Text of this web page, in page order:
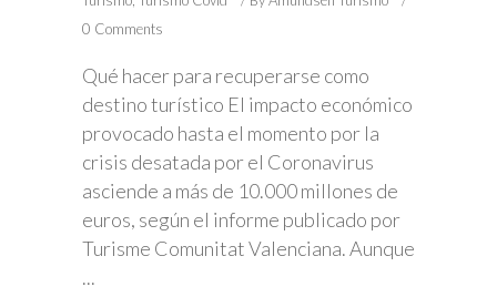
0 Comments
Qué hacer para recuperarse como
destino turístico El impacto económico
provocado hasta el momento por la
crisis desatada por el Coronavirus
asciende a más de 10.000 millones de
euros, según el informe publicado por
Turisme Comunitat Valenciana. Aunque